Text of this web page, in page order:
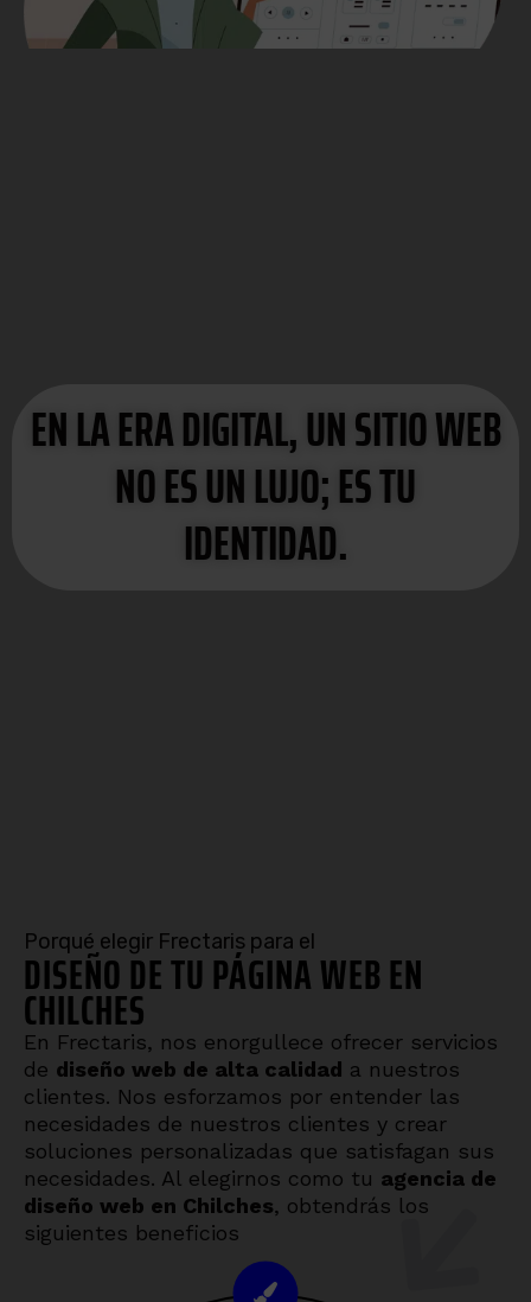
EN LA ERA DIGITAL, UN SITIO WEB
NO ES UN LUJO; ES TU
IDENTIDAD.
Porqué elegir Frectaris para el
DISEÑO DE TU PÁGINA WEB EN
CHILCHES
En Frectaris, nos enorgullece ofrecer servicios
de diseño web de alta calidad a nuestros
clientes. Nos esforzamos por entender las
necesidades de nuestros clientes y crear
soluciones personalizadas que satisfagan sus
necesidades. Al elegirnos como tu agencia de
diseño web en Chilches, obtendrás los
siguientes beneficios